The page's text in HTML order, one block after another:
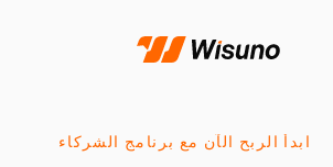
ابدأ الربح الآن مع برنامج الشركاء